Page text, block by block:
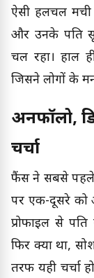
ऐसी हलचल मची
और उनके पति
चल रहा। हाल
जिसने लोगों के
अनफॉलो,
चर्चा
फैंस ने सबसे पहले
पर एक-दूसरे को
प्रोफाइल से
फिर क्या था,
तरफ यही चर्चा